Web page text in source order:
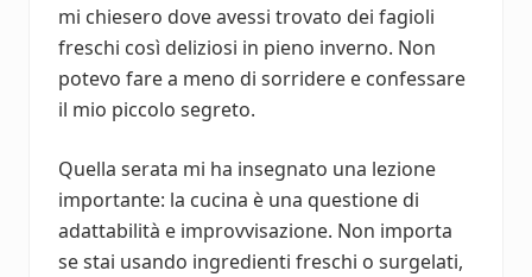
mi chiesero dove avessi trovato dei fagioli
freschi così deliziosi in pieno inverno. Non
potevo fare a meno di sorridere e confessare
il mio piccolo segreto.
Quella serata mi ha insegnato una lezione
importante: la cucina è una questione di
adattabilità e improvvisazione. Non importa
se stai usando ingredienti freschi o surgelati,